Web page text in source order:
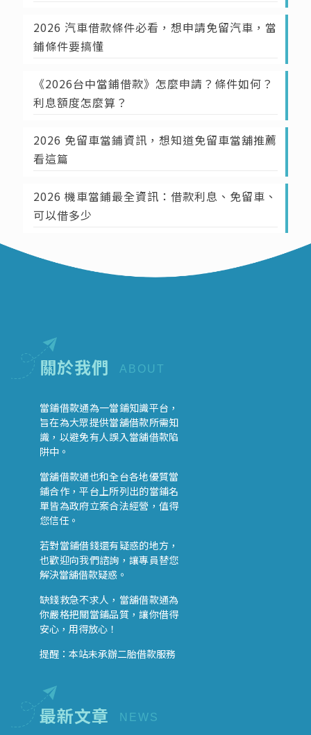
2026 汽車借款條件必看，想申請免留汽車，當
鋪條件要搞懂
《2026台中當鋪借款》怎麼申請？條件如何？
利息額度怎麼算？
2026 免留車當鋪資訊，想知道免留車當舖推薦
看這篇
2026 機車當鋪最全資訊：借款利息、免留車、
可以借多少
關於我們 ABOUT
當鋪借款通為一當鋪知識平台，
旨在為大眾提供當舖借款所需知
識，以避免有人誤入當舖借款陷
阱中。
當舖借款通也和全台各地優質當
鋪合作，平台上所列出的當鋪名
單皆為政府立案合法經營，值得
您信任。
若對當鋪借錢還有疑惑的地方，
也歡迎向我們諮詢，讓專員替您
解決當舖借款疑惑。
缺錢救急不求人，當舖借款通為
你嚴格把關當鋪品質，讓你借得
安心，用得放心！
提醒：本站未承辦二胎借款服務
最新文章